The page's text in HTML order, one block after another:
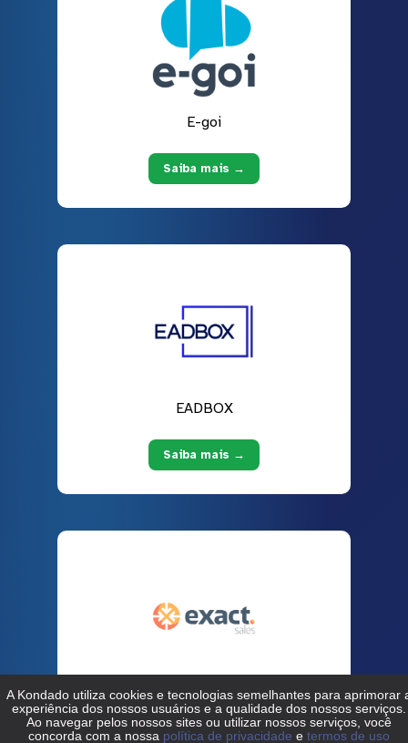
E-goi
Saiba mais →
EADBOX
Saiba mais →
Exact Sales